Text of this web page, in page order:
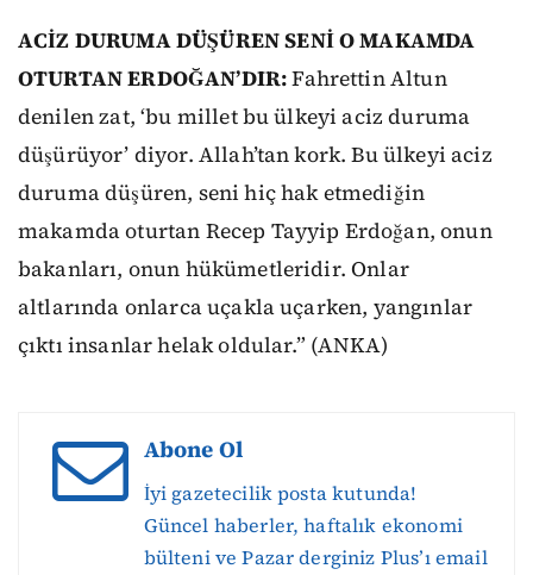
ACİZ DURUMA DÜŞÜREN SENİ O MAKAMDA
OTURTAN ERDOĞAN’DIR:Fahrettin Altun
denilen zat, ‘bu millet bu ülkeyi aciz duruma
düşürüyor’ diyor. Allah’tan kork. Bu ülkeyi aciz
duruma düşüren, seni hiç hak etmediğin
makamda oturtan Recep Tayyip Erdoğan, onun
bakanları, onun hükümetleridir. Onlar
altlarında onlarca uçakla uçarken, yangınlar
çıktı insanlar helak oldular.” (ANKA)
Abone Ol
İyi gazetecilik posta kutunda!
Güncel haberler, haftalık ekonomi
bülteni ve Pazar derginiz Plus’ı email